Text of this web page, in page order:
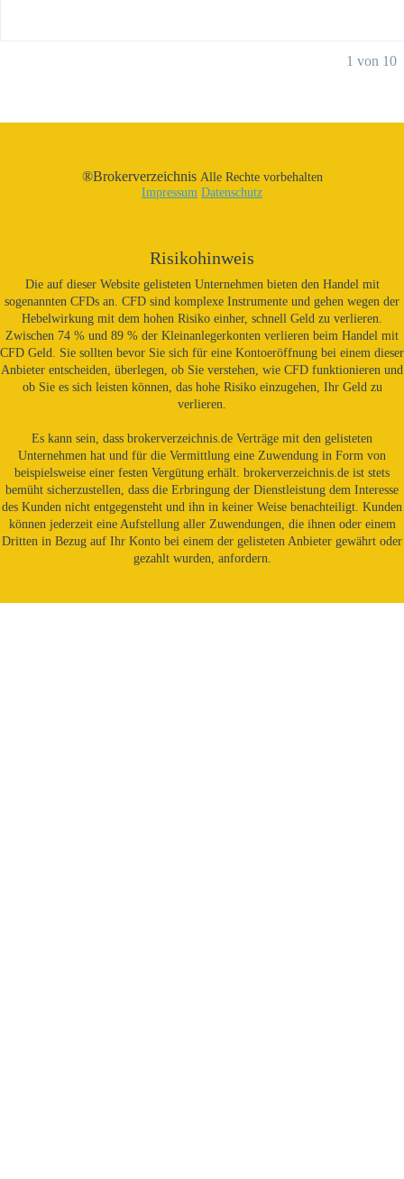
1 von 10
®Brokerverzeichnis Alle Rechte vorbehalten
Impressum Datenschutz
Risikohinweis
Die auf dieser Website gelisteten Unternehmen bieten den Handel mit
sogenannten CFDs an. CFD sind komplexe Instrumente und gehen wegen der
Hebelwirkung mit dem hohen Risiko einher, schnell Geld zu verlieren.
Zwischen 74 % und 89 % der Kleinanlegerkonten verlieren beim Handel mit
CFD Geld. Sie sollten bevor Sie sich für eine Kontoeröffnung bei einem dieser
Anbieter entscheiden, überlegen, ob Sie verstehen, wie CFD funktionieren und
ob Sie es sich leisten können, das hohe Risiko einzugehen, Ihr Geld zu
verlieren.
Es kann sein, dass brokerverzeichnis.de Verträge mit den gelisteten
Unternehmen hat und für die Vermittlung eine Zuwendung in Form von
beispielsweise einer festen Vergütung erhält. brokerverzeichnis.de ist stets
bemüht sicherzustellen, dass die Erbringung der Dienstleistung dem Interesse
des Kunden nicht entgegensteht und ihn in keiner Weise benachteiligt. Kunden
können jederzeit eine Aufstellung aller Zuwendungen, die ihnen oder einem
Dritten in Bezug auf Ihr Konto bei einem der gelisteten Anbieter gewährt oder
gezahlt wurden, anfordern.